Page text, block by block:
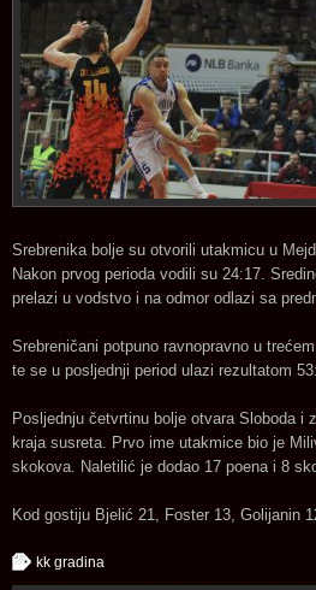
Srebrenika bolje su otvorili utakmicu u
Nakon prvog perioda vodili su 24:17.
prelazi u vodstvo i na odmor odlazi sa
Srebreničani potpuno ravnopravno u
te se u posljednji period ulazi rezultatom
Posljednju četvrtinu bolje otvara Sloboda i
kraja susreta. Prvo ime utakmice bio je
skokova. Naletilić je dodao 17 poena i 8
Kod gostiju Bjelić 21, Foster 13, Golijanin
kk gradina